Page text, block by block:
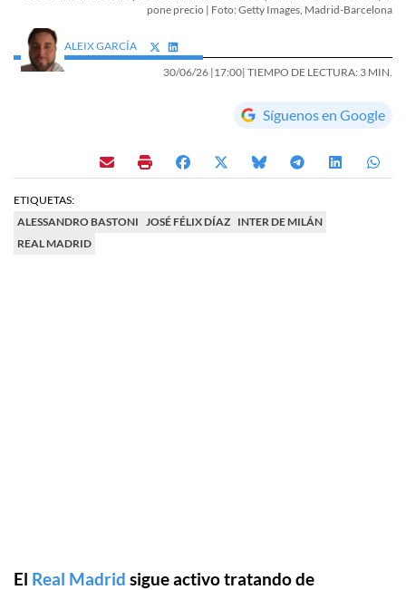
pone precio | Foto: Getty Images, Madrid-Barcelona
ALEIX GARCÍA
30/06/26 |17:00| TIEMPO DE LECTURA: 3 MIN.
Síguenos en Google
ETIQUETAS:
ALESSANDRO BASTONI
JOSÉ FÉLIX DÍAZ INTER DE MILÁN
REAL MADRID
El Real Madrid sigue activo tratando de